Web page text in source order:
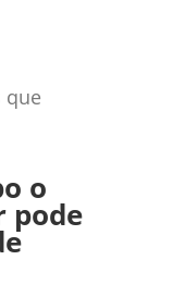
que
o
pode